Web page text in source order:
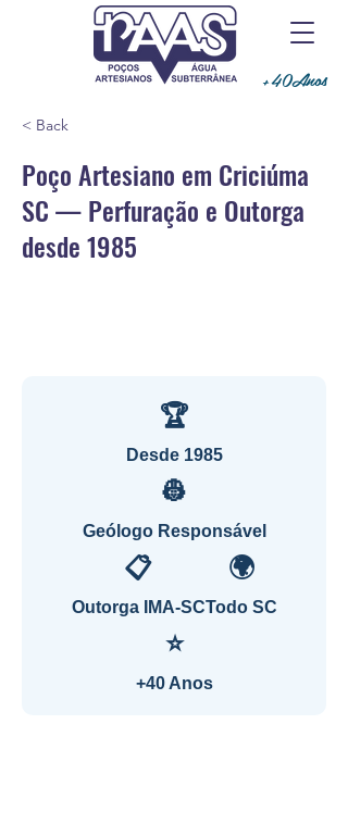
+40Anos
< Back
Poço Artesiano em Criciúma
SC — Perfuração e Outorga
desde 1985
🏆
Desde 1985
👷
Geólogo Responsável
📋
Outorga IMA-SC
🌍
Todo SC
⭐
+40 Anos